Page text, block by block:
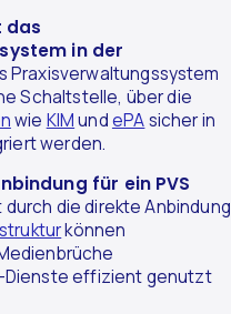
das
in der
Praxisverwaltungssystem
Schaltstelle, über die
wie KIMundePAsicher in
werden.
für ein PVS
durch die direkte Anbindung
können
Dienste effizient genutzt